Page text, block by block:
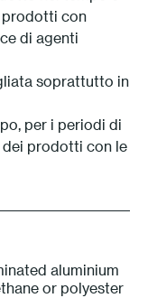
prodotti con
di agenti
soprattutto in
per i periodi di
dei prodotti con le
aluminium
or polyester